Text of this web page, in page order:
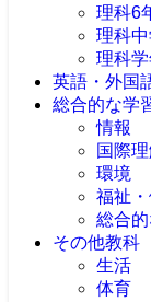
理科6
理科
理科
英語・外国
総合的な学
情報
国際
環境
福祉
総合
その他教科
生活
体育